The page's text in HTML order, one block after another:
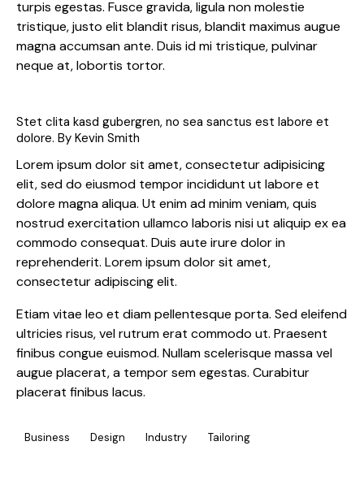
turpis egestas. Fusce gravida, ligula non molestie
tristique, justo elit blandit risus, blandit maximus augue
magna accumsan ante. Duis id mi tristique, pulvinar
neque at, lobortis tortor.
Stet clita kasd gubergren, no sea sanctus est labore et
dolore. By Kevin Smith
Lorem ipsum dolor sit amet, consectetur adipisicing
elit, sed do eiusmod tempor incididunt ut labore et
dolore magna aliqua. Ut enim ad minim veniam, quis
nostrud exercitation ullamco laboris nisi ut aliquip ex ea
commodo consequat. Duis aute irure dolor in
reprehenderit. Lorem ipsum dolor sit amet,
consectetur adipiscing elit.
Etiam vitae leo et diam pellentesque porta. Sed eleifend
ultricies risus, vel rutrum erat commodo ut. Praesent
finibus congue euismod. Nullam scelerisque massa vel
augue placerat, a tempor sem egestas. Curabitur
placerat finibus lacus.
Business Design Industry Tailoring